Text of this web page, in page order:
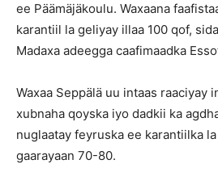
ee Päämäjäkoulu. Waxaana
karantiil la geliyay illaa 100 qof,
Madaxa adeegga caafimaadka
Waxaa Seppälä uu intaas raaciyay
xubnaha qoyska iyo dadkii ka
nuglaatay feyruska ee karantiilka
gaarayaan 70-80.